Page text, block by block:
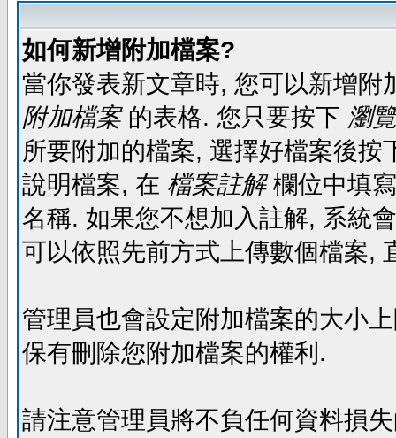
如何新增附加檔案?
當你發表新文章時, 您可以新增
附加檔案的表格. 您只要按下 瀏
所要附加的檔案, 選擇好檔案後
說明檔案, 在 檔案註解欄位中填
名稱. 如果您不想加入註解, 系統
可以依照先前方式上傳數個檔案,
管理員也會設定附加檔案的大小
保有刪除您附加檔案的權利.
請注意管理員將不負任何資料損